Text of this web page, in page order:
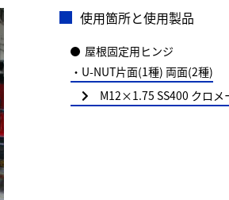
使用箇所と使用製品
屋根固定用ヒンジ
・U-NUT片面(1種) 両面(2種)
M12×1.75 SS400 クロメ